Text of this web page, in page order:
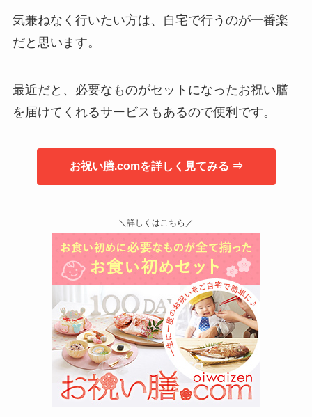
気兼ねなく行いたい方は、自宅で行うのが一番楽
だと思います。
最近だと、必要なものがセットになったお祝い膳
を届けてくれるサービスもあるので便利です。
お祝い膳.comを詳しく見てみる ⇒
＼詳しくはこちら／